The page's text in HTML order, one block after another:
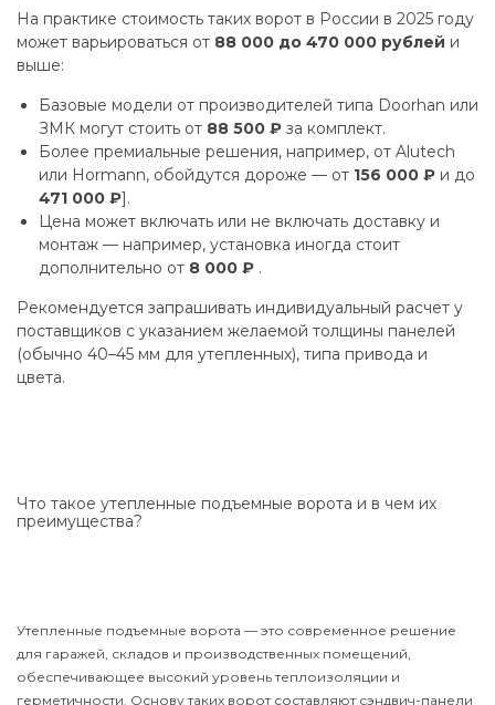
На практике стоимость таких ворот в России в 2025 году
может варьироваться от 88 000 до 470 000 рублей и
выше:
Базовые модели от производителей типа Doorhan или
ЗМК могут стоить от 88 500 ₽ за комплект.
Более премиальные решения, например, от Alutech
или Hormann, обойдутся дороже — от 156 000 ₽ и до
471 000 ₽].
Цена может включать или не включать доставку и
монтаж — например, установка иногда стоит
дополнительно от 8 000 ₽ .
Рекомендуется запрашивать индивидуальный расчет у
поставщиков с указанием желаемой толщины панелей
(обычно 40–45 мм для утепленных), типа привода и
цвета.
Что такое утепленные подъемные ворота и в чем их
преимущества?
Утепленные подъемные ворота — это современное решение
для гаражей, складов и производственных помещений,
обеспечивающее высокий уровень теплоизоляции и
герметичности. Основу таких ворот составляют сэндвич-панели